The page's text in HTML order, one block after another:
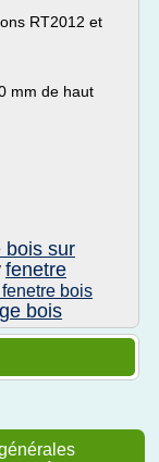
RT2012 et
mm de haut
bois sur
fenetre
bois
bois